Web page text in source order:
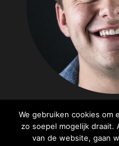
Ondersteund door
We gebruiken cookies om
zo soepel mogelijk draait.
van de website, gaan